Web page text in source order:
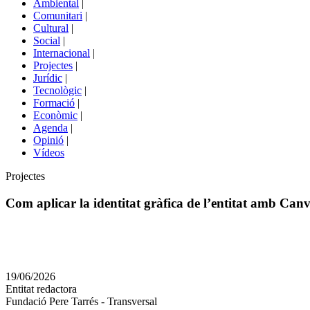
portals
Ambiental
Comunitari |
Cultural |
Social |
Internacional |
Projectes |
Jurídic |
Tecnològic |
Formació |
Econòmic |
Agenda |
Opinió |
Vídeos
Àmbit
la
Projectes
Com aplicar la identitat gràfica de l’entitat amb
en
altres
xarxes
19/06/2026
Entitat redactora
Fundació Pere Tarrés - Transversal